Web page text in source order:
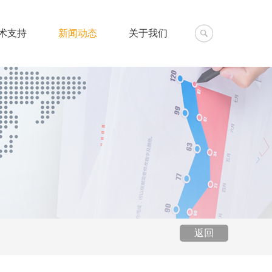
支持 新闻动态 关于我们
返回